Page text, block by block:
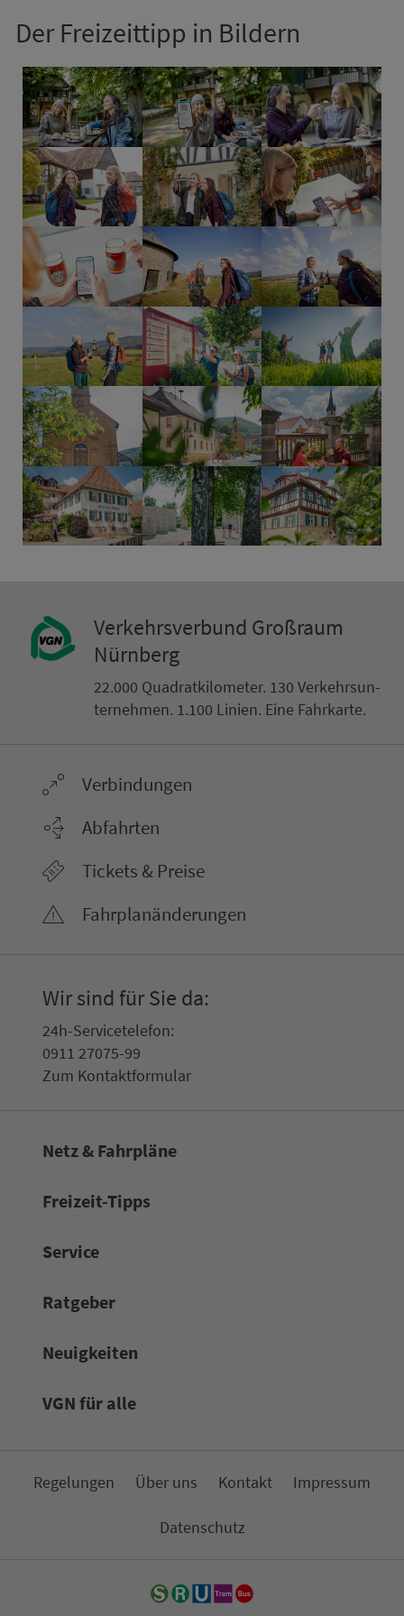
Der Frei­zeittipp in Bildern
Ver­kehrs­ver­bund Groß­raum
Nürn­berg
22.000 Qua­drat­ki­lo­me­ter. 130 Ver­kehrs­un­
ter­neh­men. 1.100 Linien. Eine Fahr­kar­te.
Ver­bin­dungen
Abfahrten
Tickets & Preise
Fahr­plan­ände­rungen
Wir sind für Sie da:
24h-Ser­vice­te­le­fon:
0911 27075-99
Zum Kon­taktformular
Netz & Fahrpläne
Frei­zeit-Tipps
Service
Rat­ge­ber
Neuigkeiten
VGN für alle
Re­ge­lungen Über uns Kon­takt Impressum
Da­ten­schutz